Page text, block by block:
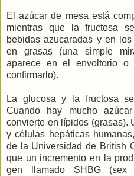
El azúcar de mesa está
mientras que la fructosa
bebidas azucaradas y en
en grasas (una simple
aparece en el envoltorio o
confirmarlo).
La glucosa y la fructosa
Cuando hay mucho
convierte en lípidos (grasas).
y células hepáticas
de la Universidad de British
que un incremento en la
gen llamado SHBG (sex